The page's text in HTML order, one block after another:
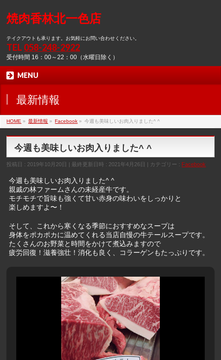
焼肉香林北一色店
テイクアウトも承ります。お気軽にお問い合わせください。
TEL 058-248-2922
受付時間 16：00～22：00（水曜日除く）
MENU
最新情報
HOME » 最新情報 » Facebook » 今週も美味しいお肉入りました^ ^
今週も美味しいお肉入りました^ ^
投稿日 : 2019年10月20日 最終更新日時 : 2021年4月26日 カテゴリー : Facebook
今週も美味しいお肉入りました^ ^
親戚の林ファームさんの未経産牛です。
モチモチで旨味も強くて甘い赤身の味わいをしっかりと
楽しめますよ〜！
そして、これから寒くなる季節におすすめなスープは
身体をポカポカに温めてくれる当店自慢の牛テールスープです。
たくさんのお野菜と時間をかけて煮込みますので
疲労回復！滋養強壮！消化も良く、コラーゲンもたっぷりです。